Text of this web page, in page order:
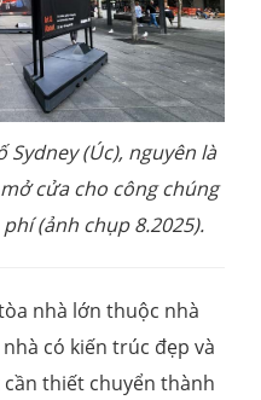
(Úc), nguyên là
cửa cho công chúng
(ảnh chụp 8.2025).
nhà lớn thuộc nhà
có kiến trúc đẹp và
thiết chuyển thành